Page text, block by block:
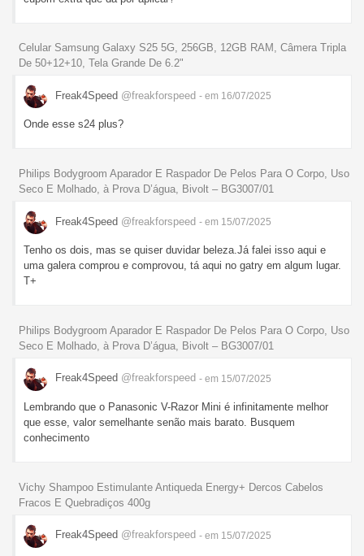
Celular Samsung Galaxy S25 5G, 256GB, 12GB RAM, Câmera Tripla
De 50+12+10, Tela Grande De 6.2"
Freak4Speed @freakforspeed - em 16/07/2025
Onde esse s24 plus?
Philips Bodygroom Aparador E Raspador De Pelos Para O Corpo, Uso
Seco E Molhado, à Prova D’água, Bivolt – BG3007/01
Freak4Speed @freakforspeed - em 15/07/2025
Tenho os dois, mas se quiser duvidar beleza.Já falei isso aqui e
uma galera comprou e comprovou, tá aqui no gatry em algum lugar.
T+
Philips Bodygroom Aparador E Raspador De Pelos Para O Corpo, Uso
Seco E Molhado, à Prova D’água, Bivolt – BG3007/01
Freak4Speed @freakforspeed - em 15/07/2025
Lembrando que o Panasonic V-Razor Mini é infinitamente melhor
que esse, valor semelhante senão mais barato. Busquem
conhecimento
Vichy Shampoo Estimulante Antiqueda Energy+ Dercos Cabelos
Fracos E Quebradiços 400g
Freak4Speed @freakforspeed - em 15/07/2025